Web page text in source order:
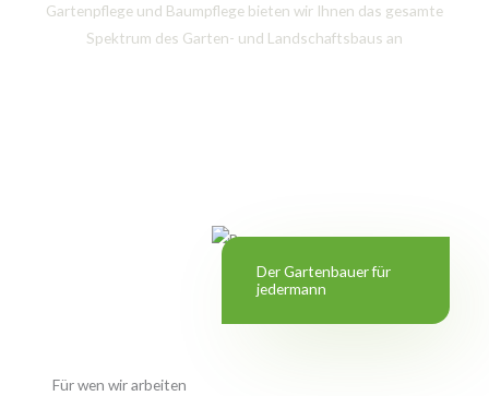
Gartenpflege und Baumpflege bieten wir Ihnen das gesamte
Spektrum des Garten- und Landschaftsbaus an
Der Gartenbauer für
jedermann
Für wen wir arbeiten